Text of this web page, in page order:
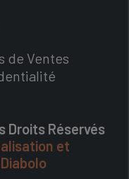
de Ventes
Droits Réservés
et